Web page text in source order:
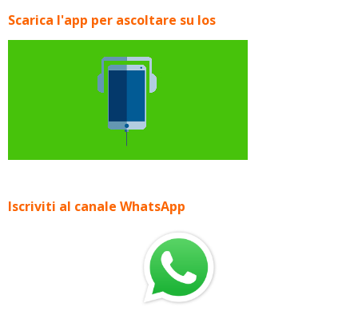
Scarica l'app per ascoltare su Ios
Iscriviti al canale WhatsApp